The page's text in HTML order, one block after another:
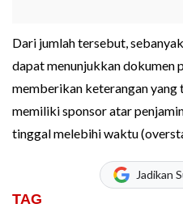
Dari jumlah tersebut,
dapat menunjukkan dokumen
memberikan keterangan yang
memiliki sponsor atar
tinggal melebihi waktu
Jadikan
TAG